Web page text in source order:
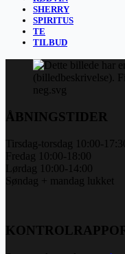
SHERRY
SPIRITUS
TE
TILBUD
ÅBNINGSTIDER
Tirsdag-torsdag 10:00-
Fredag 10:00-18:00
Lørdag 10:00-14:00
Søndag + mandag lukket